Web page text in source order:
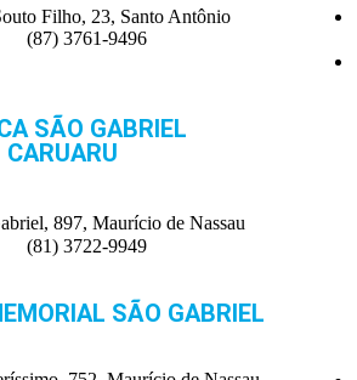
Filho, 23, Santo Antônio
(87) 3761-9496
SÃO GABRIEL
CARUARU
897, Maurício de Nassau
(81) 3722-9949
SÃO GABRIEL